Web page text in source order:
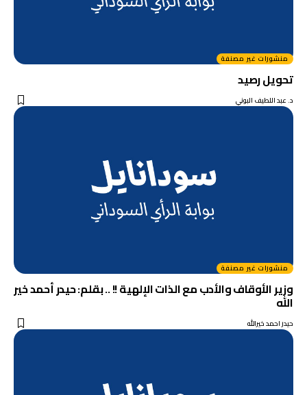
منشورات غير مصنفة
تحويل رصيد
د. عبد اللطيف البوني
منشورات غير مصنفة
وزير الأوقاف والأدب مع الذات الإلهية !! .. بقلم: حيدر أحمد خير
الله
حيدر احمد خيرالله